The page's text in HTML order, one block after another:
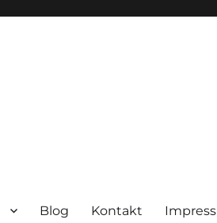
Blog Kontakt